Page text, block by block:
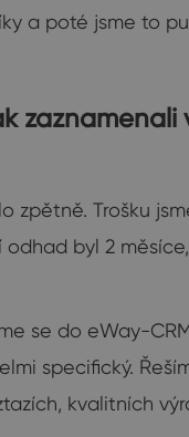
a poté jsme to
zaznamenali
zpětně. Trošku
byl 2
se do eWay-
specifický.
kvalitních